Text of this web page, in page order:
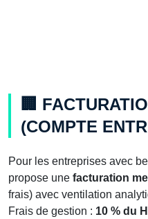
🏢
(COMPTE
Pour les entreprises avec
propose une facturation
frais) avec ventilation
Frais de gestion : 10 % du